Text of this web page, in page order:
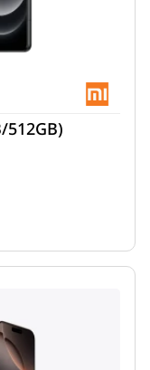
512GB)